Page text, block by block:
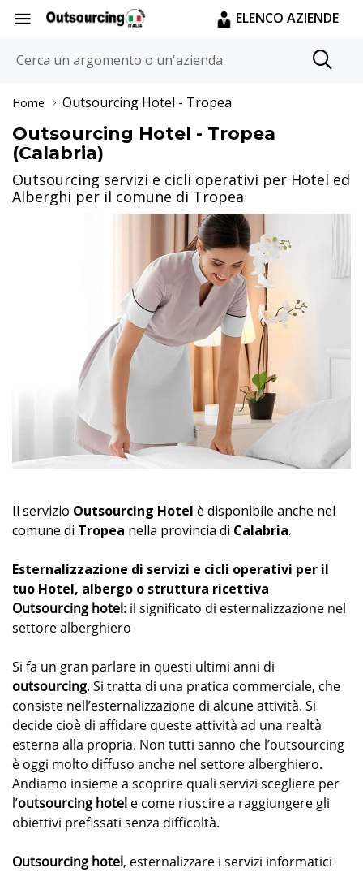
ELENCO AZIENDE
Home Outsourcing Hotel - Tropea
Outsourcing Hotel - Tropea
(Calabria)
Outsourcing servizi e cicli operativi per Hotel ed
Alberghi per il comune di Tropea
Il servizio Outsourcing Hotel è disponibile anche nel
comune di Tropea nella provincia di Calabria.
Esternalizzazione di servizi e cicli operativi per il
tuo Hotel, albergo o struttura ricettiva
Outsourcing hotel: il significato di esternalizzazione nel
settore alberghiero
Si fa un gran parlare in questi ultimi anni di
outsourcing. Si tratta di una pratica commerciale, che
consiste nell’esternalizzazione di alcune attività. Si
decide cioè di affidare queste attività ad una realtà
esterna alla propria. Non tutti sanno che l’outsourcing
è oggi molto diffuso anche nel settore alberghiero.
Andiamo insieme a scoprire quali servizi scegliere per
l’outsourcing hotel e come riuscire a raggiungere gli
obiettivi prefissati senza difficoltà.
Outsourcing hotel, esternalizzare i servizi informatici